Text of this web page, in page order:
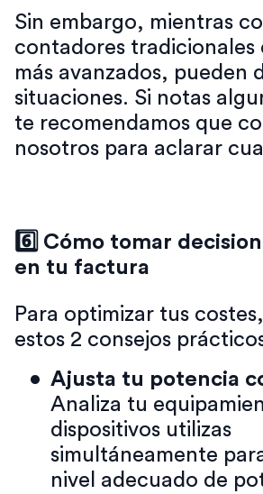
Sin embargo, mientras
contadores tradicionales
más avanzados, pueden
situaciones. Si notas
te recomendamos que
nosotros para aclarar
6️⃣ Cómo tomar
en tu factura
Para optimizar tus
estos 2 consejos
Ajusta tu potencia
Analiza tu
dispositivos utilizas
simultáneamente
nivel adecuado de